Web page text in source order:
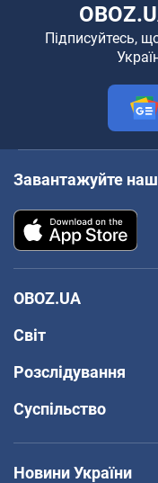
Підписуйтесь,
Завантажуйте
OBOZ.UA
Світ
Розслідування
Суспільство
Новини України